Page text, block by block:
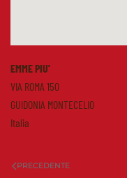
EMME PIU’
VIA ROMA 150
GUIDONIA MONTECELIO
Italia
PRECEDENTE